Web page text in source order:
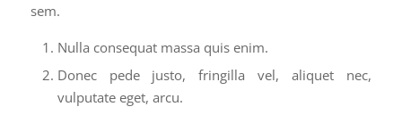
sem.
Nulla consequat massa quis enim.
Donec pede justo, fringilla vel, aliquet nec,
vulputate eget, arcu.